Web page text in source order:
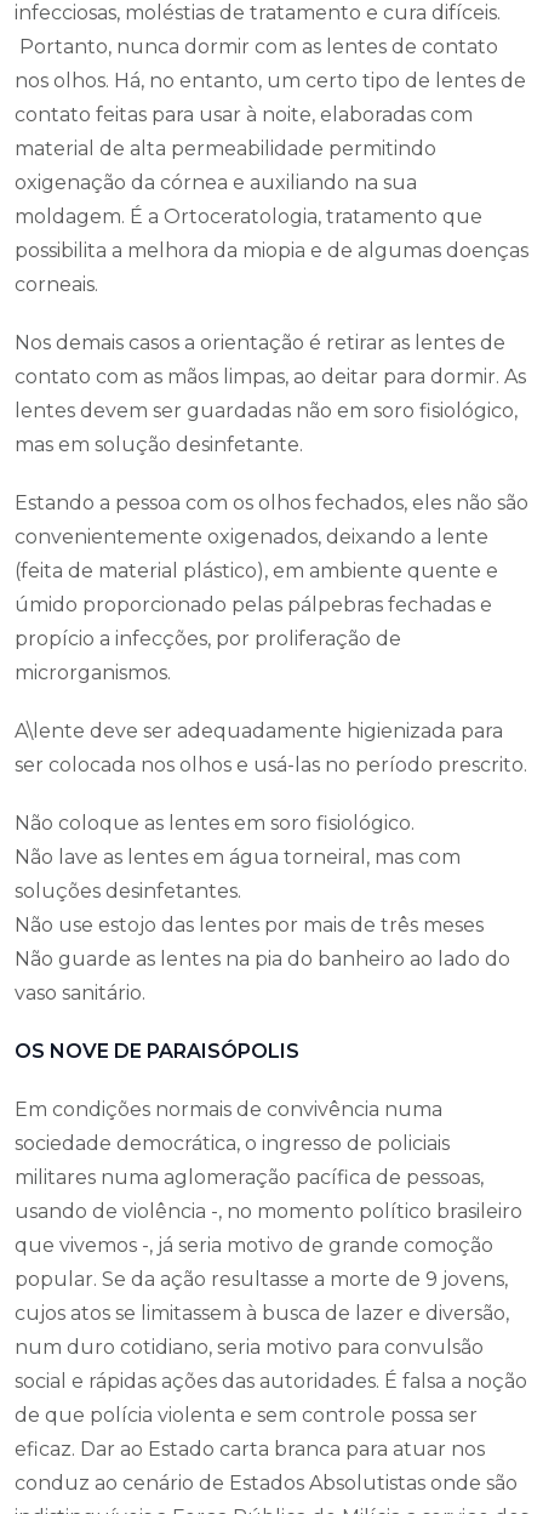
infecciosas, moléstias de tratamento e cura difíceis.
Portanto, nunca dormir com as lentes de contato
nos olhos. Há, no entanto, um certo tipo de lentes de
contato feitas para usar à noite, elaboradas com
material de alta permeabilidade permitindo
oxigenação da córnea e auxiliando na sua
moldagem. É a Ortoceratologia, tratamento que
possibilita a melhora da miopia e de algumas doenças
corneais.
Nos demais casos a orientação é retirar as lentes de
contato com as mãos limpas, ao deitar para dormir. As
lentes devem ser guardadas não em soro fisiológico,
mas em solução desinfetante.
Estando a pessoa com os olhos fechados, eles não são
convenientemente oxigenados, deixando a lente
(feita de material plástico), em ambiente quente e
úmido proporcionado pelas pálpebras fechadas e
propício a infecções, por proliferação de
microrganismos.
A\lente deve ser adequadamente higienizada para
ser colocada nos olhos e usá-las no período prescrito.
Não coloque as lentes em soro fisiológico.
Não lave as lentes em água torneiral, mas com
soluções desinfetantes.
Não use estojo das lentes por mais de três meses
Não guarde as lentes na pia do banheiro ao lado do
vaso sanitário.
OS NOVE DE PARAISÓPOLIS
Em condições normais de convivência numa
sociedade democrática, o ingresso de policiais
militares numa aglomeração pacífica de pessoas,
usando de violência -, no momento político brasileiro
que vivemos -, já seria motivo de grande comoção
popular. Se da ação resultasse a morte de 9 jovens,
cujos atos se limitassem à busca de lazer e diversão,
num duro cotidiano, seria motivo para convulsão
social e rápidas ações das autoridades. É falsa a noção
de que polícia violenta e sem controle possa ser
eficaz. Dar ao Estado carta branca para atuar nos
conduz ao cenário de Estados Absolutistas onde são